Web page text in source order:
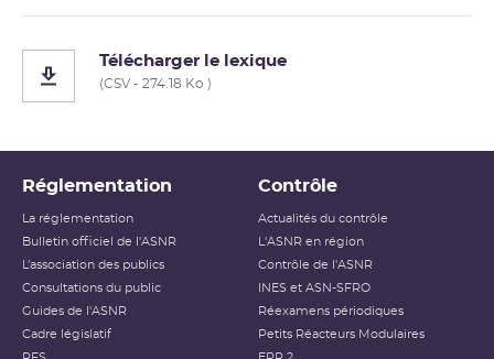
Télécharger le lexique
(CSV - 274.18 Ko )
Réglementation
La réglementation
Bulletin officiel de l'ASNR
L’association des publics
Consultations du public
Guides de l'ASNR
Cadre législatif
Contrôle
Actualités du contrôle
L'ASNR en région
Contrôle de l'ASNR
INES et ASN-SFRO
Réexamens périodiques
Petits Réacteurs Modulaires